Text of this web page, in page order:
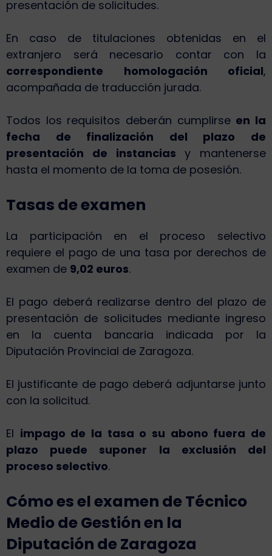
presentación de solicitudes.
En caso de titulaciones obtenidas en el
extranjero será necesario contar con la
correspondiente homologación oficial,
acompañada de traducción jurada.
Todos los requisitos deberán cumplirse en la
fecha de finalización del plazo de
presentación de instancias y mantenerse
hasta el momento de la toma de posesión.
Tasas de examen
La participación en el proceso selectivo
requiere el pago de una tasa por derechos de
examen de 9,02 euros.
El pago deberá realizarse dentro del plazo de
presentación de solicitudes mediante ingreso
en la cuenta bancaria indicada por la
Diputación Provincial de Zaragoza.
El justificante de pago deberá adjuntarse junto
con la solicitud.
El impago de la tasa o su abono fuera de
plazo puede suponer la exclusión del
proceso selectivo.
Cómo es el examen de Técnico
Medio de Gestión en la
Diputación de Zaragoza